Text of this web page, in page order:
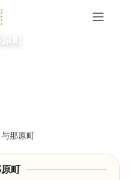
町
与那原町
町